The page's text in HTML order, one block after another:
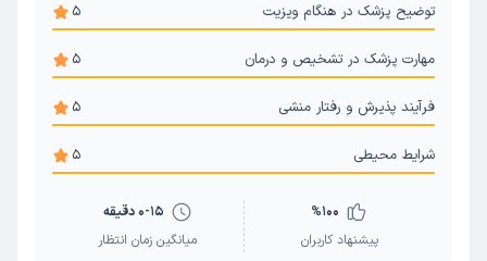
توضیح پزشک در هنگام ویزیت 5
مهارت پزشک در تشخیص و درمان 5
فرآیند پذیرش و رفتار منشی 5
شرایط محیطی 5
%100
پیشنهاد کاربران
0-15 دقیقه
میانگین زمان انتظار